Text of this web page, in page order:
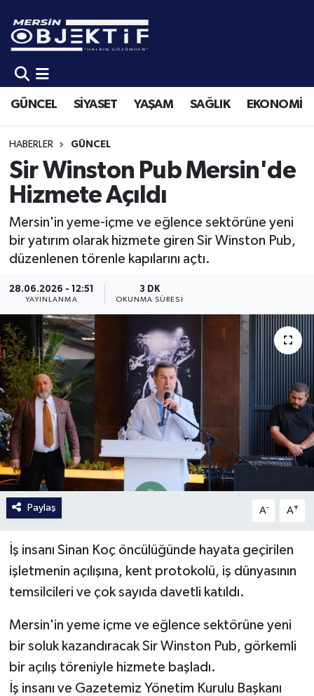
GÜNCEL SİYASET YAŞAM SAĞLIK EKONOMİ
HABERLER GÜNCEL
Sir Winston Pub Mersin'de
Hizmete Açıldı
Mersin'in yeme-içme ve eğlence sektörüne yeni
bir yatırım olarak hizmete giren Sir Winston Pub,
düzenlenen törenle kapılarını açtı.
28.06.2026 - 12:51
YAYINLANMA
3 DK
OKUNMA SÜRESI
Paylaş A- A+
İş insanı Sinan Koç öncülüğünde hayata geçirilen
işletmenin açılışına, kent protokolü, iş dünyasının
temsilcileri ve çok sayıda davetli katıldı.
Mersin'in yeme içme ve eğlence sektörüne yeni
bir soluk kazandıracak Sir Winston Pub, görkemli
bir açılış töreniyle hizmete başladı.
İş insanı ve Gazetemiz Yönetim Kurulu Başkanı
GÜNCEL
SİYASET
YAŞAM
SAĞLIK
EKONOMİ
SPOR
EĞİTİM
Mersin Hava Durumu
Mersin Trafik Yoğunluk Haritası
Süper Lig Puan Durumu ve Fikstür
Tüm Manşetler
Son Dakika Haberleri
Haber Arşivi